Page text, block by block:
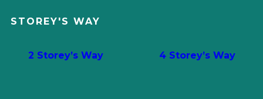
STOREY'S WAY
2 Storey’s Way 4 Storey’s Way